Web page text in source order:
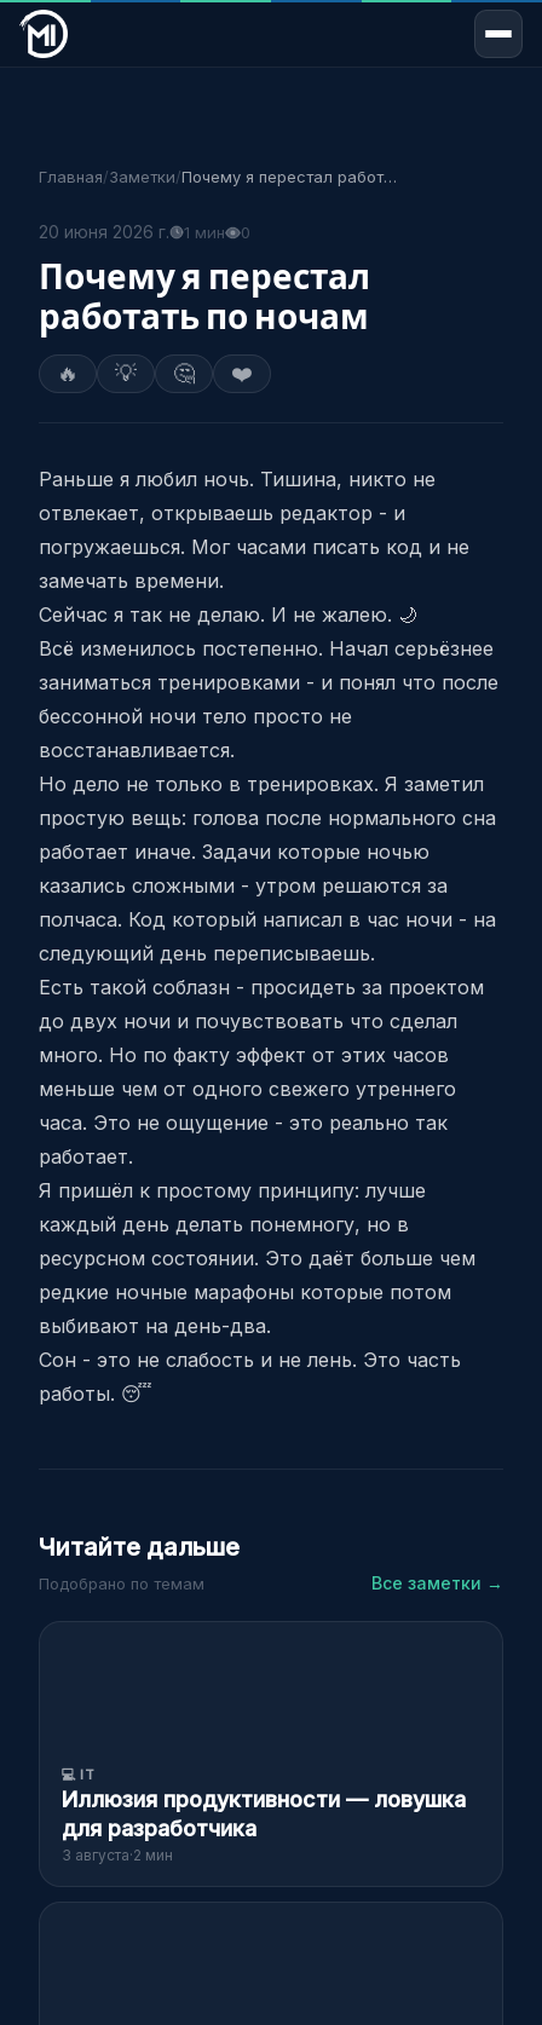
Главная/Заметки/ Почему я перестал работать по ночам
20 июня 2026 г. 1 мин 0
Почему я перестал
работать по ночам
🔥 💡 🤔 ❤️
Раньше я любил ночь. Тишина, никто не
отвлекает, открываешь редактор - и
погружаешься. Мог часами писать код и не
замечать времени.
Сейчас я так не делаю. И не жалею. 🌙
Всё изменилось постепенно. Начал серьёзнее
заниматься тренировками - и понял что после
бессонной ночи тело просто не
восстанавливается.
Но дело не только в тренировках. Я заметил
простую вещь: голова после нормального сна
работает иначе. Задачи которые ночью
казались сложными - утром решаются за
полчаса. Код который написал в час ночи - на
следующий день переписываешь.
Есть такой соблазн - просидеть за проектом
до двух ночи и почувствовать что сделал
много. Но по факту эффект от этих часов
меньше чем от одного свежего утреннего
часа. Это не ощущение - это реально так
работает.
Я пришёл к простому принципу: лучше
каждый день делать понемногу, но в
ресурсном состоянии. Это даёт больше чем
редкие ночные марафоны которые потом
выбивают на день-два.
Сон - это не слабость и не лень. Это часть
работы. 😴
Читайте дальше
Подобрано по темам Все заметки →
💻 IT
Иллюзия продуктивности — ловушка
для разработчика
3 августа·2 мин